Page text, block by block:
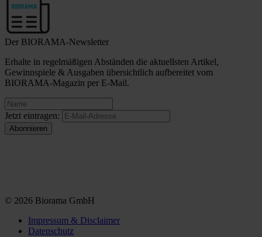
Der BIORAMA-Newsletter
Erhalte in regelmäßigen Abständen die aktuellsten Artikel,
Gewinnspiele & Ausgaben übersichtlich aufbereitet vom
BIORAMA-Magazin per E-Mail.
Jetzt eintragen:
© 2026 Biorama GmbH
Impressum & Disclaimer
Datenschutz